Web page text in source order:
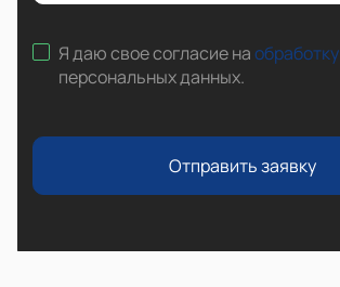
Я даю свое согласие наобработку
персональных данных.
Отправить заявку